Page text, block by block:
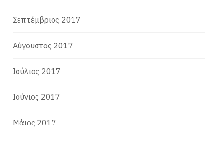
Σεπτέμβριος 2017
Αύγουστος 2017
Ιούλιος 2017
Ιούνιος 2017
Μάιος 2017